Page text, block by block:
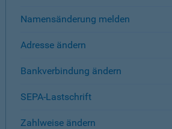
Namensänderung melden
Adresse ändern
Bankverbindung ändern
SEPA-Lastschrift
Zahlweise ändern